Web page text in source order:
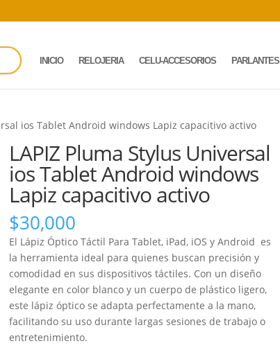
INICIO RELOJERIA CELU-ACCESORIOS PARLANTES
ios Tablet Android windows Lapiz capacitivo activo
LAPIZ Pluma Stylus Universal
ios Tablet Android windows
Lapiz capacitivo activo
$30,000
El Lápiz Óptico Táctil Para Tablet, iPad, iOS y Android es
la herramienta ideal para quienes buscan precisión y
comodidad en sus dispositivos táctiles. Con un diseño
elegante en color blanco y un cuerpo de plástico ligero,
este lápiz óptico se adapta perfectamente a la mano,
facilitando su uso durante largas sesiones de trabajo o
entretenimiento.